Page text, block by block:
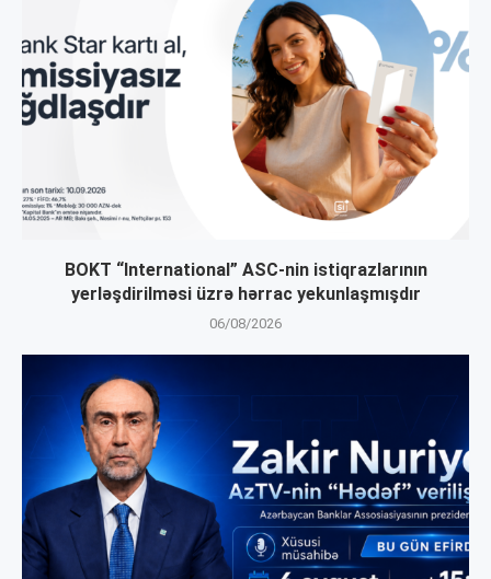
BOKT “International” ASC-nin istiqrazlarının
yerləşdirilməsi üzrə hərrac yekunlaşmışdır
06/08/2026